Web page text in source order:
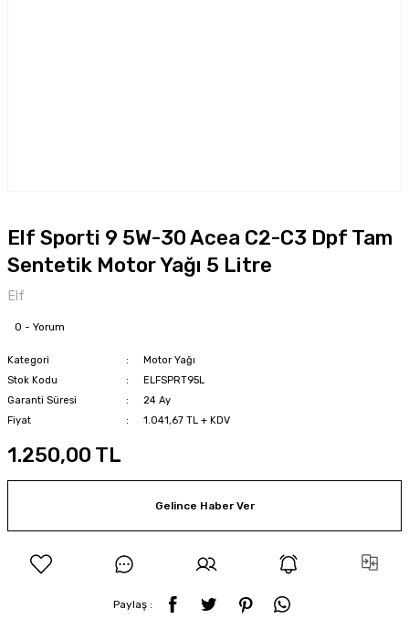
Elf Sporti 9 5W-30 Acea C2-C3 Dpf Tam
Sentetik Motor Yağı 5 Litre
Elf
0 - Yorum
Kategori
Motor Yağı
Stok Kodu
ELFSPRT95L
Garanti Süresi
24 Ay
Fiyat
1.041,67 TL + KDV
1.250,00 TL
Gelince Haber Ver
Paylaş :